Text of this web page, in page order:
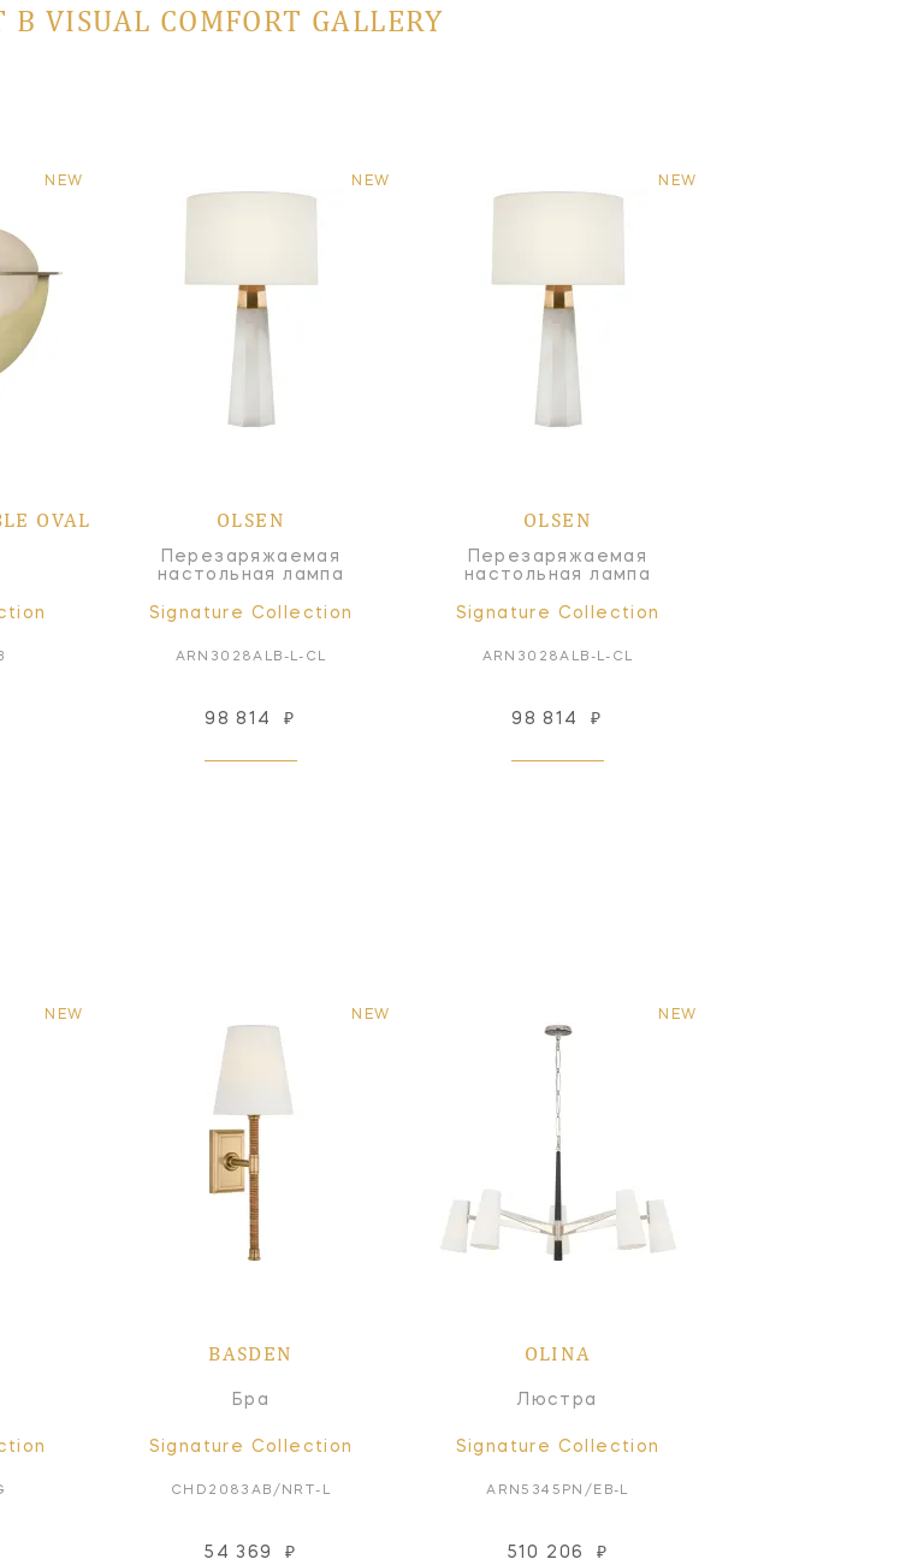
В VISUAL COMFORT GALLERY
NEW
OVAL
NEW
OLSEN
Перезаряжаемая
настольная лампа
Signature Collection
ARN3028ALB-L-CL
98 814 ₽
NEW
OLSEN
Перезаряжаемая
настольная лампа
Signature Collection
ARN3028ALB-L-CL
98 814 ₽
NEW NEW
BASDEN
Бра
Signature Collection
CHD2083AB/NRT-L
54 369 ₽
NEW
OLINA
Люстра
Signature Collection
ARN5345PN/EB-L
510 206 ₽